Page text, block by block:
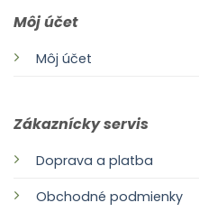
Môj účet
Môj účet
Zákaznícky servis
Doprava a platba
Obchodné podmienky